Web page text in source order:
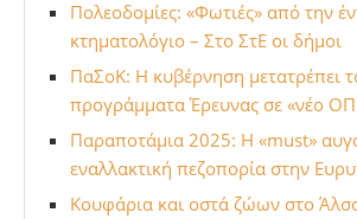
Πολεοδομίες: «Φωτιές» από την
κτηματολόγιο – Στο ΣτΕ οι δήμοι
ΠαΣοΚ: Η κυβέρνηση μετατρέπει
προγράμματα Έρευνας σε «νέο
Παραποτάμια 2025: Η «must»
εναλλακτική πεζοπορία στην
Κουφάρια και οστά ζώων στο